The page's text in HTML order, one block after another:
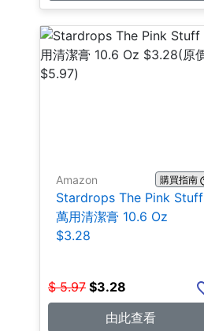
Amazon 購買指南
Stardrops The Pink Stuff
萬用清潔膏 10.6 Oz
$3.28
$ 5.97 $3.28
由此查看